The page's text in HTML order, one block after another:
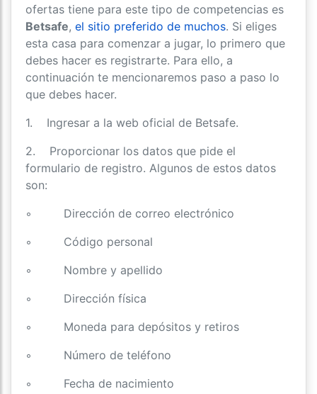
ofertas tiene para este tipo de competencias es
Betsafe, el sitio preferido de muchos. Si eliges
esta casa para comenzar a jugar, lo primero que
debes hacer es registrarte. Para ello, a
continuación te mencionaremos paso a paso lo
que debes hacer.
1. Ingresar a la web oficial de Betsafe.
2. Proporcionar los datos que pide el
formulario de registro. Algunos de estos datos
son:
◦ Dirección de correo electrónico
◦ Código personal
◦ Nombre y apellido
◦ Dirección física
◦ Moneda para depósitos y retiros
◦ Número de teléfono
◦ Fecha de nacimiento